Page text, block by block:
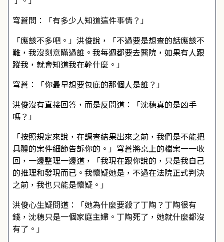
穹蒼問：「有多少人知道這件事情？」
「應該不多吧。」洪俊說，「不過要是想查的話應該不
難，我沒刻意瞞過誰。我每週都要去醫院，如果有人跟
蹤我，就會知道我在幹什麼。」
穹蒼：「你最早想要包庇的那個人是誰？」
洪俊沒有直接回答，而是反問道：「沈穗真的是凶手
嗎？」
「按照規定來說，在調查結果出來之前，我們是不能把
具體的案件細節告訴你的。」穹蒼將桌上的檔案一一收
回，一邊整理一邊道，「我現在跟你說的，只是我自己
的推理和發現而已。我懷疑她是，不過在法院正式判決
之前，我也只能是懷疑。」
洪俊心生疑問道：「她為什麼要殺了丁陶？丁陶很有
錢，沈穗只是一個家庭主婦。丁陶死了，她就什麼都沒
有了。」